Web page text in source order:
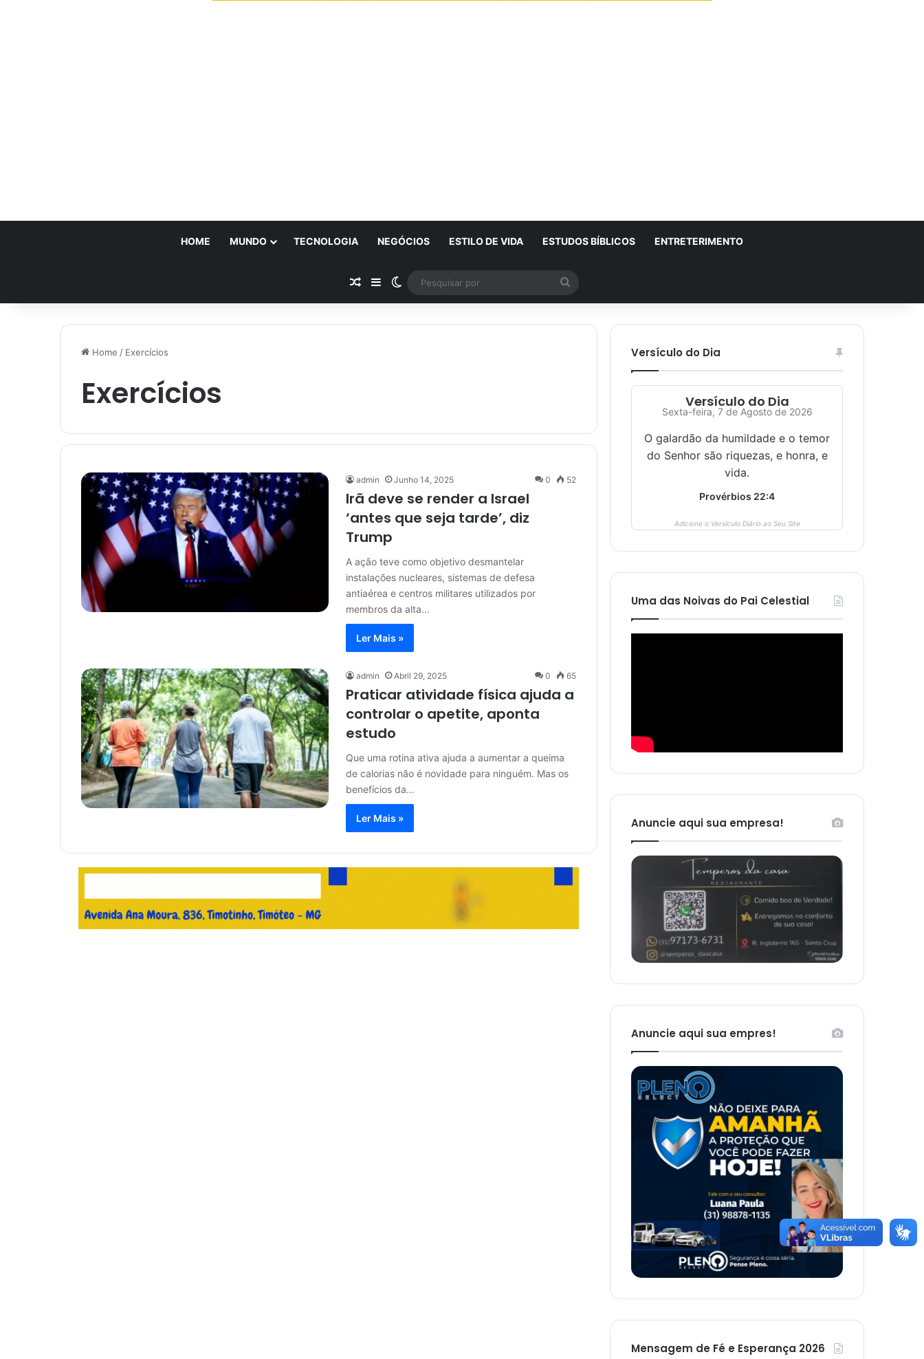
HOME MUNDO TECNOLOGIA NEGÓCIOS ESTILO DE VIDA ESTUDOS BÍBLICOS ENTRETERIMENTO
Artigo Aleatório
SidebarSwitch skin
por
Home / Exercícios
Exercícios
admin Junho 14, 2025 0 52
Irã deve se render a Israel
‘antes que seja tarde’, diz
Trump
A ação teve como objetivo desmantelar
instalações nucleares, sistemas de defesa
antiaérea e centros militares utilizados por
membros da alta…
Ler Mais »
admin Abril 29, 2025 0 65
Praticar atividade física ajuda a
controlar o apetite, aponta
estudo
Que uma rotina ativa ajuda a aumentar a queima
de calorias não é novidade para ninguém. Mas os
benefícios da…
Ler Mais »
Versículo do Dia
Versículo do Dia
Sexta-feira, 7 de Agosto de 2026
O galardão da humildade e o temor
do Senhor são riquezas, e honra, e
vida.
Provérbios 22:4
Adicione o Versículo Diário ao Seu Site
Uma das Noivas do Pai Celestial
Anuncie aqui sua empresa!
Anuncie aqui sua empres!
Mensagem de Fé e Esperança 2026